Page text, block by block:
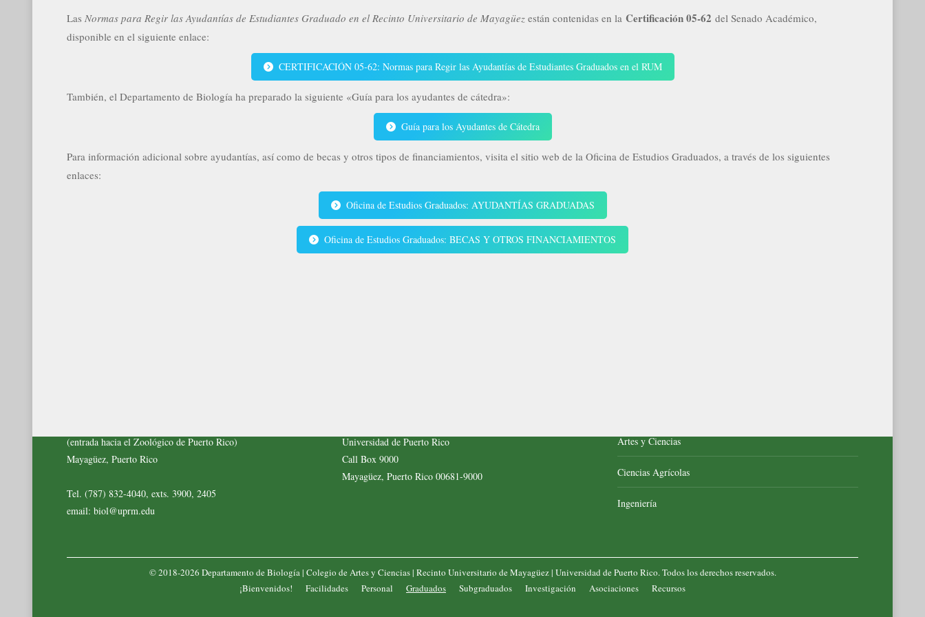
Las Normas para Regir las Ayudantías de Estudiantes Graduado en el Recinto Universitario de Mayagüez están contenidas en la Certificación 05-62 del Senado Académico,
disponible en el siguiente enlace:
CERTIFICACIÓN 05-62: Normas para Regir las Ayudantías de Estudiantes Graduados en el RUM
También, el Departamento de Biología ha preparado la siguiente «Guía para los ayudantes de cátedra»:
Guía para los Ayudantes de Cátedra
Para información adicional sobre ayudantías, así como de becas y otros tipos de financiamientos, visita el sitio web de la Oficina de Estudios Graduados, a través de los siguientes
enlaces:
Oficina de Estudios Graduados: AYUDANTÍAS GRADUADAS
Oficina de Estudios Graduados: BECAS Y OTROS FINANCIAMIENTOS
(entrada hacia el Zoológico de Puerto Rico)
Mayagüez, Puerto Rico
Tel. (787) 832-4040, exts. 3900, 2405
email: biol@uprm.edu
Universidad de Puerto Rico
Call Box 9000
Mayagüez, Puerto Rico 00681-9000
Artes y Ciencias
Ciencias Agrícolas
Ingeniería
© 2018-2026 Departamento de Biología | Colegio de Artes y Ciencias| Recinto Universitario de Mayagüez| Universidad de Puerto Rico. Todos los derechos reservados.
¡Bienvenidos!
Facilidades Personal Graduados Subgraduados Investigación Asociaciones Recursos